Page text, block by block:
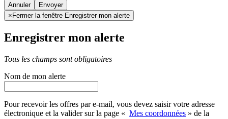
Annuler
× Fermer la fenêtre Enregistrer mon alerte
Enregistrer mon alerte
Tous les champs sont obligatoires
Nom de mon alerte
Pour recevoir les offres par e-mail, vous devez saisir votre adresse
électronique et la valider sur la page « Mes coordonnées » de la